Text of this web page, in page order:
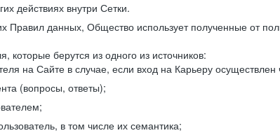
действиях внутри Сетки.
Правил данных, Общество использует полученные от
которые берутся из одного из источников:
на Сайте в случае, если вход на Карьеру осуществлен
(вопросы, ответы);
в том числе их семантика;